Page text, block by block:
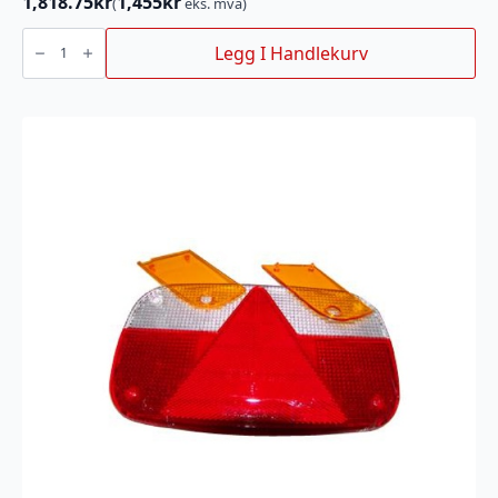
Bremsesko
knott
203x40-
Legg I Handlekurv